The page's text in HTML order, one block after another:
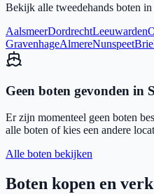
Bekijk alle tweedehands boten in
AalsmeerDordrechtLeeuwarden
GravenhageAlmereNunspeet
Geen boten gevonden in
Er zijn momenteel geen boten
alle boten of kies een andere
Alle boten bekijken
Boten kopen en